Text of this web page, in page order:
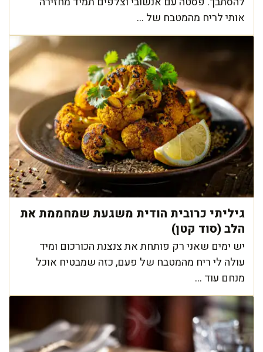
אותי לריח מהמטבח של ...
גיליתי כרובית הודית משגעת שמחממת את
הלב (סוד קטן)
יש ימים שאני רק פותחת את צנצנת הכורכום ומיד
עולה לי ריח מהמטבח של פעם, כזה שמבטיח אוכל
מנחם עוד ...